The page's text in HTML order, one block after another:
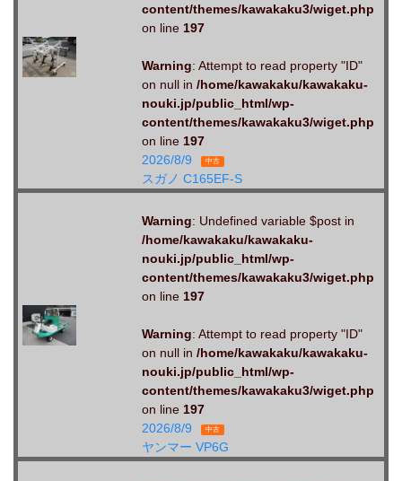
content/themes/kawakaku3/wiget.php
on line 197
Warning: Attempt to read property "ID"
on null in /home/kawakaku/kawakaku-
nouki.jp/public_html/wp-
content/themes/kawakaku3/wiget.php
on line 197
2026/8/9
中古
スガノ C165EF-S
Warning: Undefined variable $post in
/home/kawakaku/kawakaku-
nouki.jp/public_html/wp-
content/themes/kawakaku3/wiget.php
on line 197
Warning: Attempt to read property "ID"
on null in /home/kawakaku/kawakaku-
nouki.jp/public_html/wp-
content/themes/kawakaku3/wiget.php
on line 197
2026/8/9
中古
ヤンマー VP6G